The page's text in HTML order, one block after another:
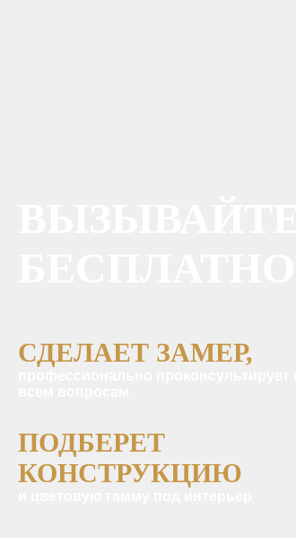
СДЕЛАЕТ ЗАМЕР,
ПОДБЕРЕТ
КОНСТРУКЦИЮ